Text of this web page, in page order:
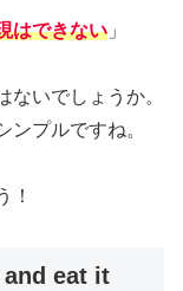
はできない 」
ないでしょうか。
プルですね。
！
and eat it